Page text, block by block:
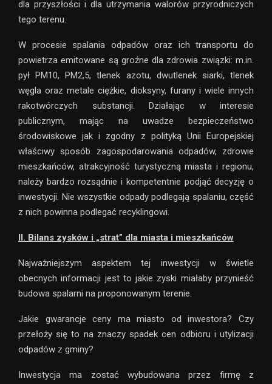
dla przyszłości i dla utrzymania walorów przyrodniczych
tego terenu.
W procesie spalania odpadów oraz ich transportu do
powietrza emitowane są groźne dla zdrowia związki: m.in.
pył PM10, PM2,5, tlenek azotu, dwutlenek siarki, tlenek
węgla oraz metale ciężkie, dioksyny, furany i wiele innych
rakotwórczych substancji. Działając w interesie
publicznym, mając na uwadze bezpieczeństwo
środowiskowe jak i zgodny z polityką Unii Europejskiej
właściwy sposób zagospodarowania odpadów, zdrowie
mieszkańców, atrakcyjność turystyczną miasta i regionu,
należy bardzo rozsądnie i kompetentnie podjąć decyzję o
inwestycji. Nie wszystkie odpady podlegają spalaniu, część
z nich powinna podlegać recyklingowi.
II. Bilans zysków i „strat” dla miasta i mieszkańców
Najważniejszym aspektem tej inwestycji w świetle
obecnych informacji jest to jakie zyski miałaby przynieść
budowa spalarni na proponowanym terenie.
Jakie gwarancje ceny ma miasto od inwestora? Czy
przełoży się to na znaczy spadek cen odbioru i utylizacji
odpadów z gminy?
Inwestycja ma zostać wybudowana przez firmę z